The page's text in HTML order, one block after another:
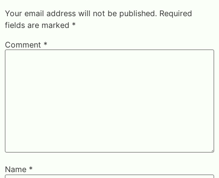
Your email address will not be published. Required
fields are marked *
Comment *
Name *